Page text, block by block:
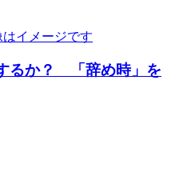
るか？ 「辞め時」を